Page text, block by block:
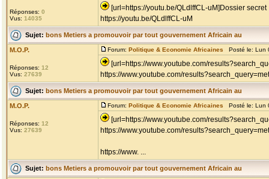
Réponses: 0
Vus: 14035
[url=https://youtu.be/QLdlffCL-uM]Dossier
https://youtu.be/QLdlffCL-uM
Sujet: bons Metiers a promouvoir par tout gouvernement Africain au
M.O.P.
Réponses: 12
Vus: 27639
Forum: Politique & Economie Africaines Posté le: Lun
[url=https://www.youtube.com/
https://www.youtube.com/
Sujet: bons Metiers a promouvoir par tout gouvernement Africain au
M.O.P.
Réponses: 12
Vus: 27639
Forum: Politique & Economie Africaines Posté le: Lun
[url=https://www.youtube.com/
https://www.youtube.com/
https://www. ...
Sujet: bons Metiers a promouvoir par tout gouvernement Africain au